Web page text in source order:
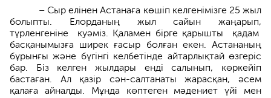
– Сыр елінен Астанаға көшіп келгенімізге 25 жыл
болыпты. Ел­орданың жыл сайын жаңарып,
түрленгеніне куәміз. Қаламен бірге қарышты қадам
басқанымыз­ға ширек ғасыр болған екен. Астана­ның
бұрынғы және бүгінгі келбетінде айтарлықтай өзгеріс
бар. Біз келген жылдары енді салынып, көркейіп
бастаған. Ал қазір сән-­салтанаты жарасқан, әсем
қалаға айналды. Мұнда көптеген мәде­ниет үйі мен